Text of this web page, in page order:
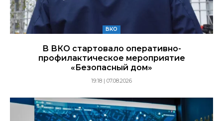
ВКО
В ВКО стартовало оперативно-
профилактическое мероприятие
«Безопасный дом»
19:18 | 07.08.2026